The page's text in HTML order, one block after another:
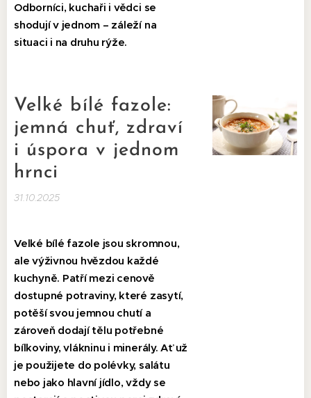
Odborníci, kuchaři i vědci se
shodují v jednom – záleží na
situaci i na druhu rýže.
Velké bílé fazole:
jemná chuť, zdraví
i úspora v jednom
hrnci
31.10.2025
Velké bílé fazole jsou skromnou,
ale výživnou hvězdou každé
kuchyně. Patří mezi cenově
dostupné potraviny, které zasytí,
potěší svou jemnou chutí a
zároveň dodají tělu potřebné
bílkoviny, vlákninu i minerály. Ať už
je použijete do polévky, salátu
nebo jako hlavní jídlo, vždy se